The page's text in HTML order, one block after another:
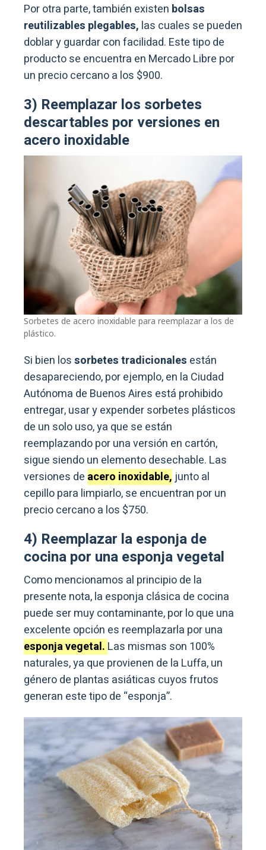
Por otra parte, también existen bolsas
reutilizables plegables, las cuales se pueden
doblar y guardar con facilidad. Este tipo de
producto se encuentra en Mercado Libre por
un precio cercano a los $900.
3) Reemplazar los sorbetes
descartables por versiones en
acero inoxidable
Sorbetes de acero inoxidable para reemplazar a los de
plástico.
Si bien lossorbetes tradicionales están
desapareciendo, por ejemplo, en la Ciudad
Autónoma de Buenos Aires está prohibido
entregar, usar y expender sorbetes plásticos
de un solo uso, ya que se están
reemplazando por una versión en cartón,
sigue siendo un elemento desechable. Las
versiones de acero inoxidable, junto al
cepillo para limpiarlo, se encuentran por un
precio cercano a los $750.
4) Reemplazar la esponja de
cocina por una esponja vegetal
Como mencionamos al principio de la
presente nota, la esponja clásica de cocina
puede ser muy contaminante, por lo que una
excelente opción es reemplazarla por una
esponja vegetal. Las mismas son 100%
naturales, ya que provienen de la Luffa, un
género de plantas asiáticas cuyos frutos
generan este tipo de “esponja”.